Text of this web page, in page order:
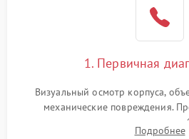
1. Первичная
Визуальный осмотр корпуса,
механические повреждения.
включение, считывание кодов
Подробнее